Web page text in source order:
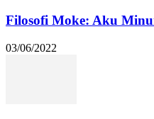
Filosofi Moke: Aku
03/06/2022